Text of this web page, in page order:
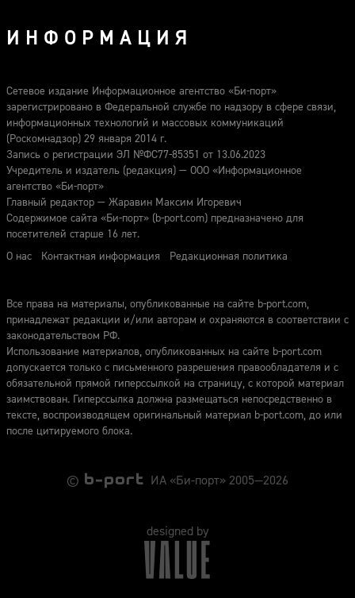
ИНФОРМАЦИЯ
Сетевое издание Информационное агентство «Би-порт»
зарегистрировано в Федеральной службе по надзору в сфере связи,
информационных технологий и массовых коммуникаций
(Роскомнадзор) 29 января 2014 г.
Запись о регистрации ЭЛ №ФС77-85351 от 13.06.2023
Учредитель и издатель (редакция) — ООО «Информационное
агентство «Би-порт»
Главный редактор — Жаравин Максим Игоревич
Содержимое сайта «Би-порт» (b-port.com) предназначено для
посетителей старше 16 лет.
О нас
Контактная информация Редакционная политика
Все права на материалы, опубликованные на сайте b-port.com,
принадлежат редакции и/или авторам и охраняются в соответствии с
законодательством РФ.
Использование материалов, опубликованных на сайте b-port.com
допускается только с письменного разрешения правообладателя и с
обязательной прямой гиперссылкой на страницу, с которой материал
заимствован. Гиперссылка должна размещаться непосредственно в
тексте, воспроизводящем оригинальный материал b-port.com, до или
после цитируемого блока.
© ИА «Би-порт» 2005—2026
designed by